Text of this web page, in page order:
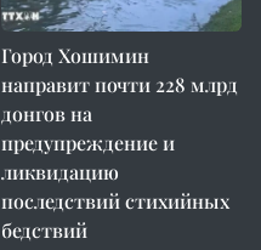
Город Хошимин
направит почти 228 млрд
донгов на
предупреждение и
ликвидацию
последствий стихийных
бедствий